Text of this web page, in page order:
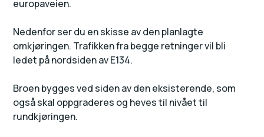
europaveien.
Nedenfor ser du en skisse av den planlagte
omkjøringen. Trafikken fra begge retninger vil bli
ledet på nordsiden av E134.
Broen bygges ved siden av den eksisterende, som
også skal oppgraderes og heves til nivået til
rundkjøringen.